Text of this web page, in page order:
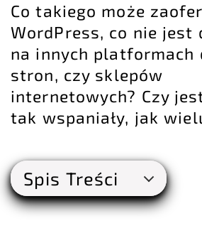
Co takiego może
WordPress, co nie jest
na innych platformach
stron, czy sklepów
internetowych? Czy
tak wspaniały, jak
Spis Treści